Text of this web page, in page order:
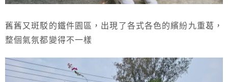
舊舊又斑駁的鐵件園區，出現了各式各色的繽紛九重葛，
整個氣氛都變得不一樣